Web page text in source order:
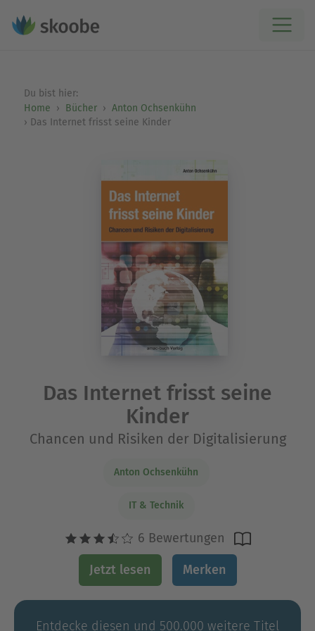
Du bist hier:
Home
Bücher
Anton Ochsenkühn
Das Internet frisst seine Kinder
Das Internet frisst seine
Kinder
Chancen und Risiken der Digitalisierung
Anton Ochsenkühn
IT & Technik
6 Bewertungen
Jetzt lesen Merken
Entdecke diesen und 500.000 weitere Titel